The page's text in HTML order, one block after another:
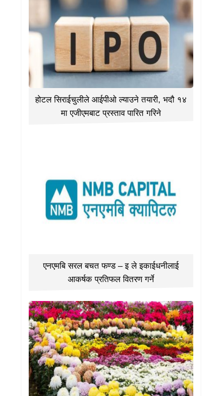
होटल सिराईचुलीले आईपीओ ल्याउने तयारी, भदौ १४
मा एजीएमबाट प्रस्ताव पारित गरिने
एनएमबि सरल बचत फण्ड – इ ले इकाईधनीलाई
आकर्षक प्रतिफल वितरण गर्ने